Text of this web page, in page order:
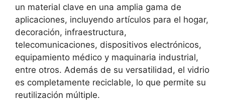
un material clave en una amplia gama de
aplicaciones, incluyendo artículos para el hogar,
decoración, infraestructura,
telecomunicaciones, dispositivos electrónicos,
equipamiento médico y maquinaria industrial,
entre otros. Además de su versatilidad, el vidrio
es completamente reciclable, lo que permite su
reutilización múltiple.